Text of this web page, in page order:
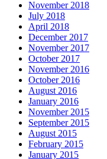
November 2018
July 2018
April 2018
December 2017
November 2017
October 2017
November 2016
October 2016
August 2016
January 2016
November 2015
September 2015
August 2015
February 2015
January 2015